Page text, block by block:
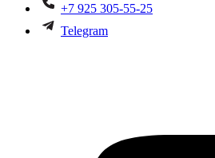
+7 925 305-55-25
Telegram